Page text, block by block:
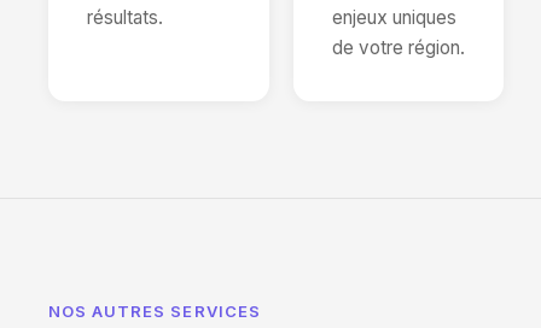
résultats.
enjeux uniques
de votre région.
NOS AUTRES SERVICES